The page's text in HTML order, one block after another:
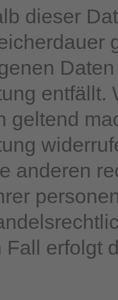
dieser
entfällt.
geltend
anderen
Fall erfolgt